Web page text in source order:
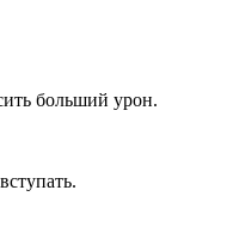
больший урон.